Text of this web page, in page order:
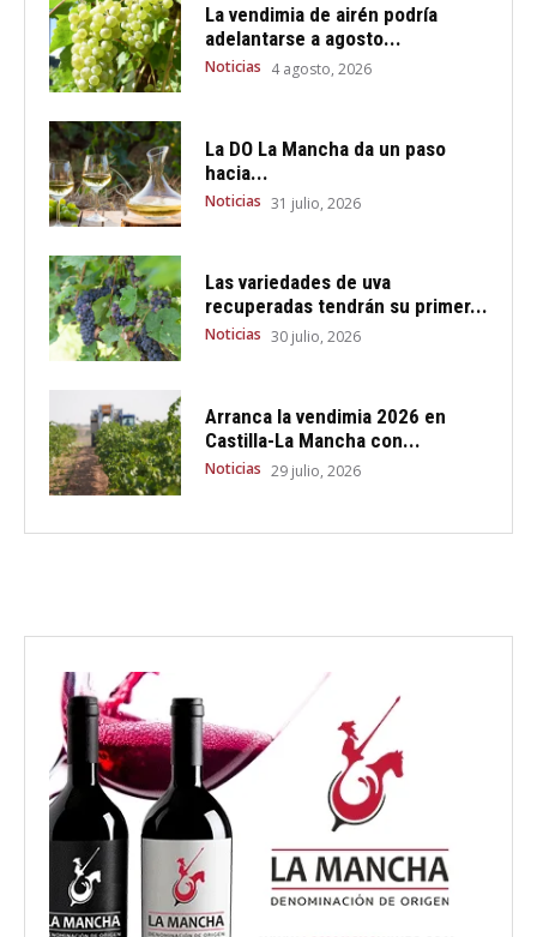
La vendimia de airén podría
adelantarse a agosto...
Noticias 4 agosto, 2026
La DO La Mancha da un paso
hacia...
Noticias 31 julio, 2026
Las variedades de uva
recuperadas tendrán su primer...
Noticias 30 julio, 2026
Arranca la vendimia 2026 en
Castilla-La Mancha con...
Noticias 29 julio, 2026